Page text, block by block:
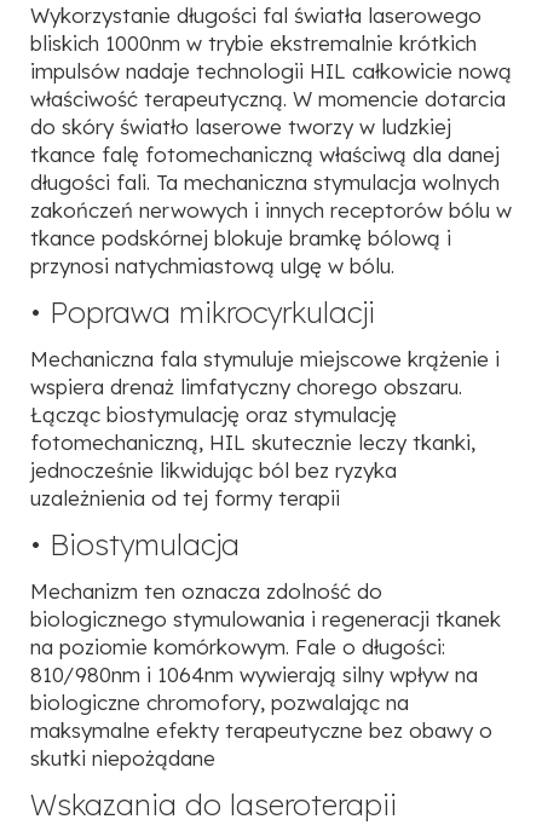
Wykorzystanie długości fal światła laserowego
bliskich 1000nm w trybie ekstremalnie krótkich
impulsów nadaje technologii HIL całkowicie nową
właściwość terapeutyczną. W momencie dotarcia
do skóry światło laserowe tworzy w ludzkiej
tkance falę fotomechaniczną właściwą dla danej
długości fali. Ta mechaniczna stymulacja wolnych
zakończeń nerwowych i innych receptorów bólu w
tkance podskórnej blokuje bramkę bólową i
przynosi natychmiastową ulgę w bólu.
• Poprawa mikrocyrkulacji
Mechaniczna fala stymuluje miejscowe krążenie i
wspiera drenaż limfatyczny chorego obszaru.
Łącząc biostymulację oraz stymulację
fotomechaniczną, HIL skutecznie leczy tkanki,
jednocześnie likwidując ból bez ryzyka
uzależnienia od tej formy terapii
• Biostymulacja
Mechanizm ten oznacza zdolność do
biologicznego stymulowania i regeneracji tkanek
na poziomie komórkowym. Fale o długości:
810/980nm i 1064nm wywierają silny wpływ na
biologiczne chromofory, pozwalając na
maksymalne efekty terapeutyczne bez obawy o
skutki niepożądane
Wskazania do laseroterapii